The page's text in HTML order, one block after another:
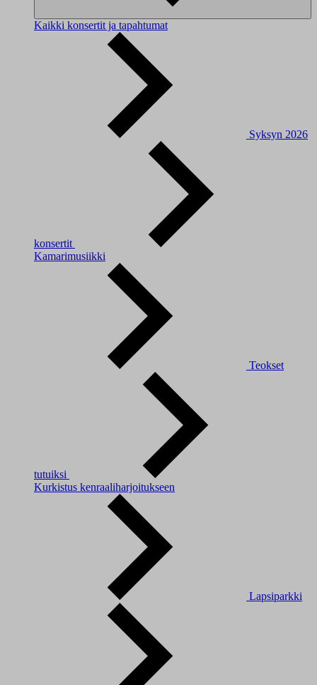
Kaikki konsertit ja tapahtumat
Syksyn 2026
konsertit
Kamarimusiikki
Teokset
tutuiksi
Kurkistus kenraaliharjoitukseen
Lapsiparkki